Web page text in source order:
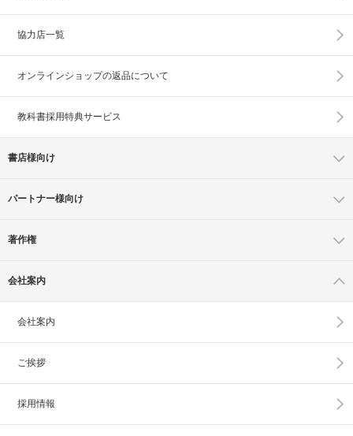
協力店一覧
オンラインショップの返品について
教科書採用特典サービス
書店様向け
パートナー様向け
著作権
会社案内
会社案内
ご挨拶
採用情報